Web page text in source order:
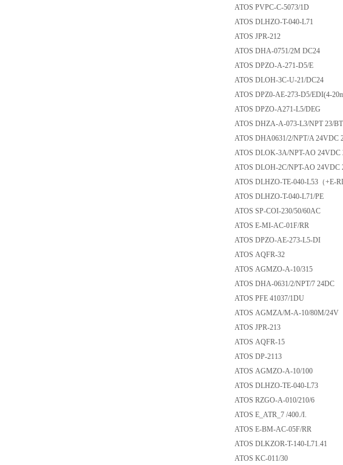
ATOS PVPC-C-5073/1D
ATOS DLHZO-T-040-L71
ATOS JPR-212
ATOS DHA-0751/2M DC24
ATOS DPZO-A-271-D5/E
ATOS DLOH-3C-U-21/DC24
ATOS DPZ0-AE-273-D5/
ATOS DPZO-A271-L5/DEG
ATOS DHZA-A-073-L3/NPT
ATOS DHA0631/2/NPT/A
ATOS DLOK-3A/NPT-AO
ATOS DLOH-2C/NPT-AO
ATOS DLHZO-TE-040-L53（
ATOS DLHZO-T-040-L71/PE
ATOS SP-COI-230/50/60AC
ATOS E-MI-AC-01F/RR
ATOS DPZO-AE-273-L5-DI
ATOS AQFR-32
ATOS AGMZO-A-10/315
ATOS DHA-0631/2/NPT/7
ATOS PFE 41037/1DU
ATOS AGMZA/M-A-10/80M/
ATOS JPR-213
ATOS AQFR-15
ATOS DP-2113
ATOS AGMZO-A-10/100
ATOS DLHZO-TE-040-L73
ATOS RZGO-A-010/210/6
ATOS E_ATR_7 /400./I.
ATOS E-BM-AC-05F/RR
ATOS DLKZOR-T-140-
ATOS KC-011/30